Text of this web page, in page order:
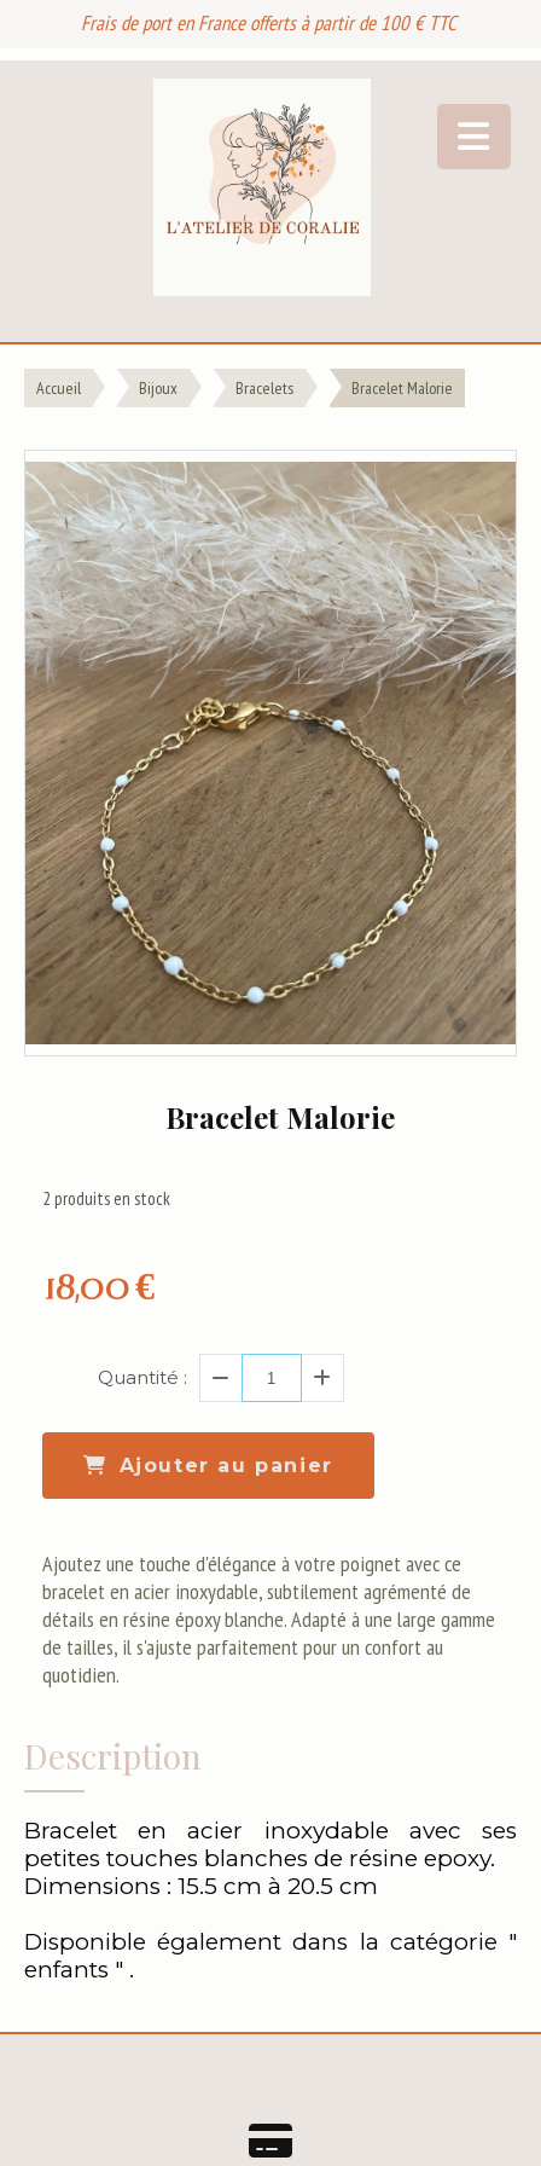
Frais de port en France offerts à partir de 100 € TTC
Accueil Bijoux Bracelets Bracelet Malorie
Bracelet Malorie
18,00€
2 produits en stock
Quantité :
Ajouter au panier
Ajoutez une touche d'élégance à votre poignet avec ce
bracelet en acier inoxydable, subtilement agrémenté de
détails en résine époxy blanche. Adapté à une large gamme
de tailles, il s'ajuste parfaitement pour un confort au
quotidien.
Description
Bracelet en acier inoxydable avec ses
petites touches blanches de résine epoxy.
Dimensions : 15.5 cm à 20.5 cm
Disponible également dans la catégorie "
enfants " .
